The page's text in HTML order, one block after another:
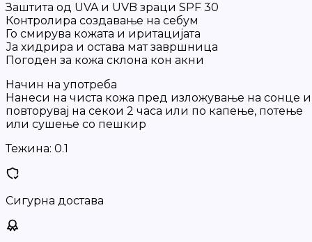
Заштита од UVA и UVB зраци SPF 30
Контролира создавање на себум
Го смирува кожата и иритацијата
Ја хидрира и остава мат завршница
Погоден за кожа склона кон акни
Начин на употреба
Нанеси на чиста кожа пред изложување на сонце и
повторувај на секои 2 часа или по капење, потење
или сушење со пешкир
Тежина: 0.1
Сигурна достава